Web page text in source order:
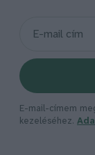
E-mail-címem
kezeléséhez.